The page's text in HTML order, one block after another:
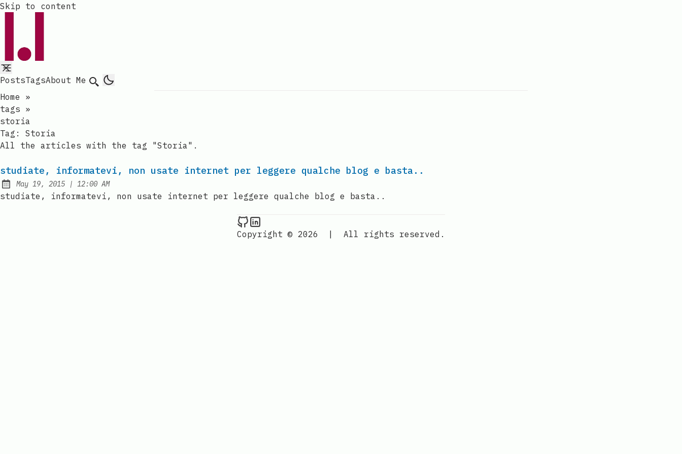
Skip to content
PostsTagsAbout Me Search
Home
»
tags »
storia
Tag: Storia
All the articles with the tag "Storia".
studiate, informatevi, non usate internet per leggere qualche blog e basta..
Published:
May 19, 2015 | at
12:00 AM
studiate, informatevi, non usate internet per leggere qualche blog e basta..
Raval.li on Github
Copyright © 2026
| All rights reserved.